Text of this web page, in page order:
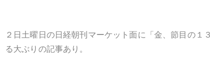
２日土曜日の日経朝刊マーケット面に「金、節目の
る大ぶりの記事あり。